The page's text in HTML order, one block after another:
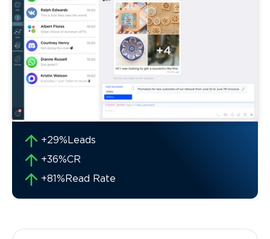
+29% Leads
+36%CR
+81% Read Rate